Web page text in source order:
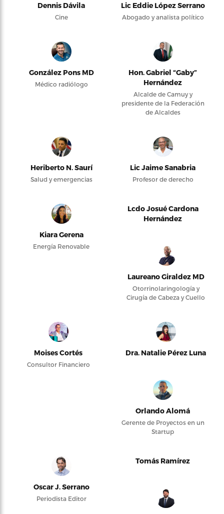
Dennis Dávila
Cine
Lic Eddie López Serrano
Abogado y analista político
González Pons MD
Médico radiólogo
Hon. Gabriel “Gaby”
Hernández
Alcalde de Camuy y
presidente de la Federación
de Alcaldes
Heriberto N. Saurí
Salud y emergencias
Lic Jaime Sanabria
Profesor de derecho
Kiara Gerena
Energía Renovable
Lcdo Josué Cardona
Hernández
Laureano Giraldez MD
Otorrinolaringología y
Cirugía de Cabeza y Cuello
Moises Cortés
Consultor Financiero
Dra. Natalie Pérez Luna
Orlando Alomá
Gerente de Proyectos en un
Startup
Oscar J. Serrano
Periodista Editor
Tomás Ramírez